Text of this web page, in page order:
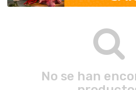
No se han